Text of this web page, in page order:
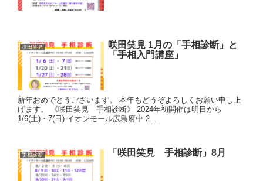
咲田笑見
咲田笑見 1月の「手相診断」と
「手相入門講座」
新年おめでとうございます。 本年もどうぞよろしくお願い申し上
げます。 《咲田笑見 手相診断》 2024年初開催は明日から
1/6(土)・7(日) イオンモール広島府中 2...
手相診断 「咲田笑見 手相診断」8月